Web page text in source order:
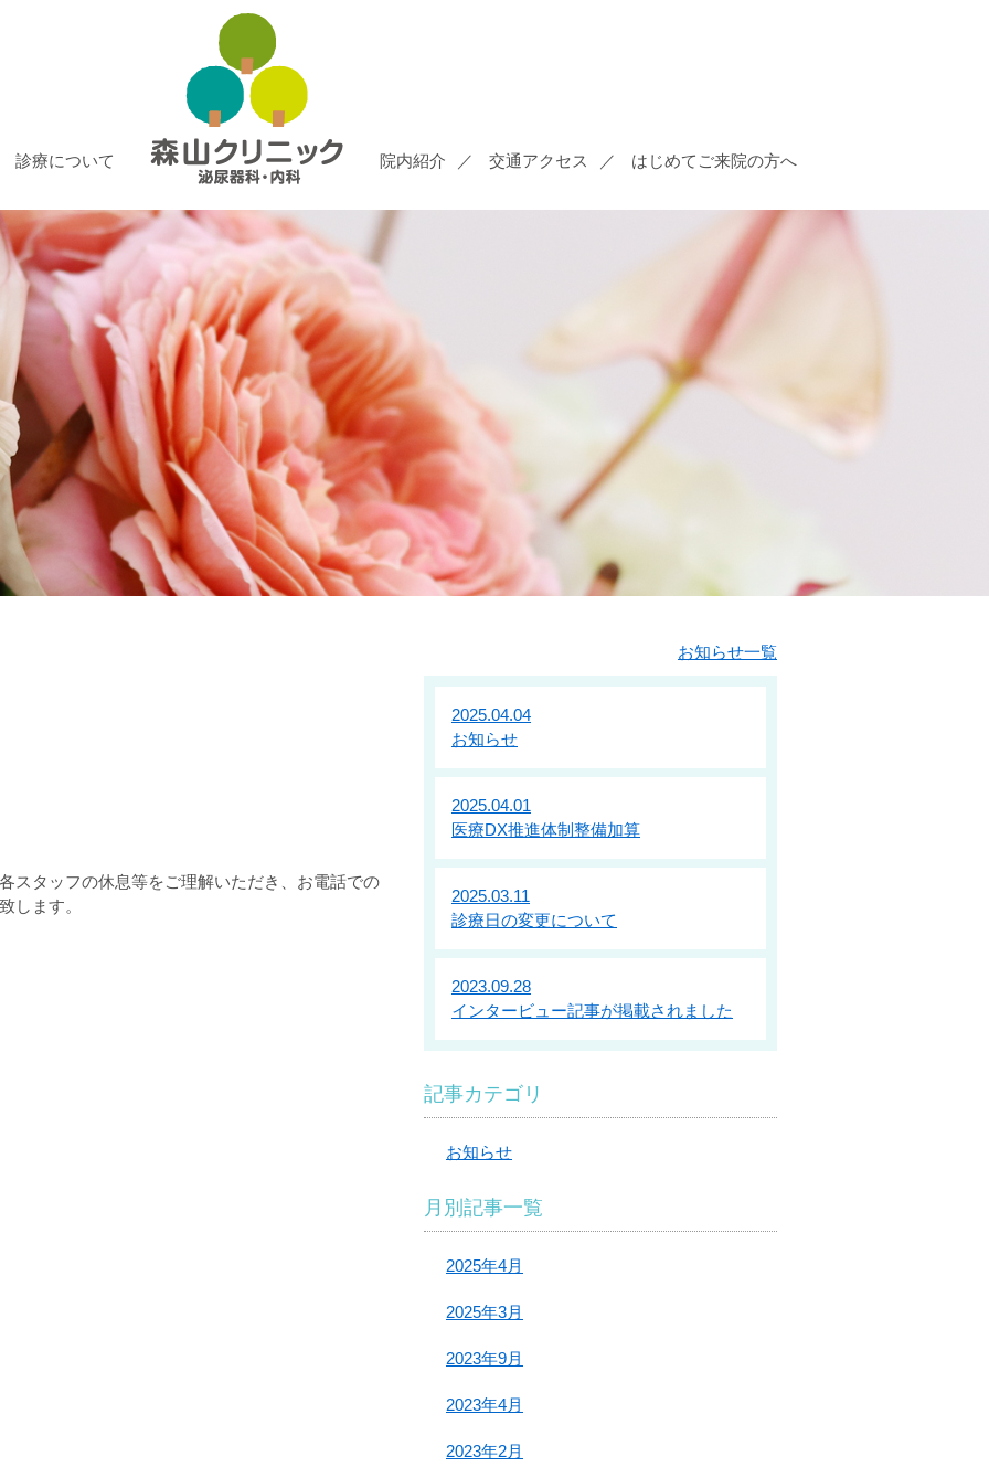
診療について 院内紹介 交通アクセス はじめてご来院の方へ
スタッフの休息等をご理解いただき、お電話での
します。
お知らせ一覧
2025.04.04
お知らせ
2025.04.01
医療DX推進体制整備加算
2025.03.11
診療日の変更について
2023.09.28
インタービュー記事が掲載されました
記事カテゴリ
お知らせ
月別記事一覧
2025年4月
2025年3月
2023年9月
2023年4月
2023年2月